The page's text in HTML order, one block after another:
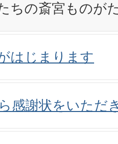
ちの斎宮ものが
はじまります
感謝状をいただ